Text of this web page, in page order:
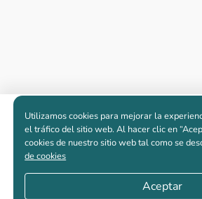
Apartamentos nuevos
Casas nuevas en venta
Utilizamos cookies para mejorar la
el tráfico del sitio web. Al hacer clic en
cookies de nuestro sitio web tal como se
de cookies
Aceptar